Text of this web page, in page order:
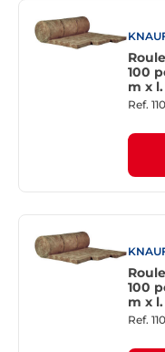
100
m x
Ref.
100
m x
Ref.